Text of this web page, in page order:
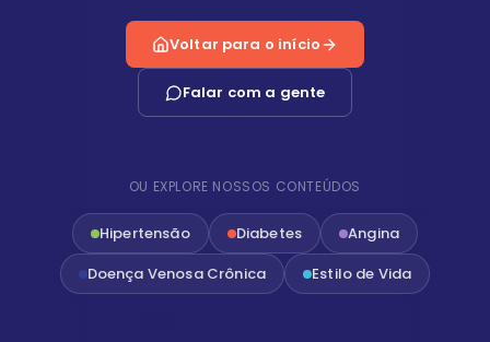
Voltar para o início
Falar com a gente
OU EXPLORE NOSSOS CONTEÚDOS
Hipertensão Diabetes
Angina
Doença Venosa Crônica
Estilo de Vida